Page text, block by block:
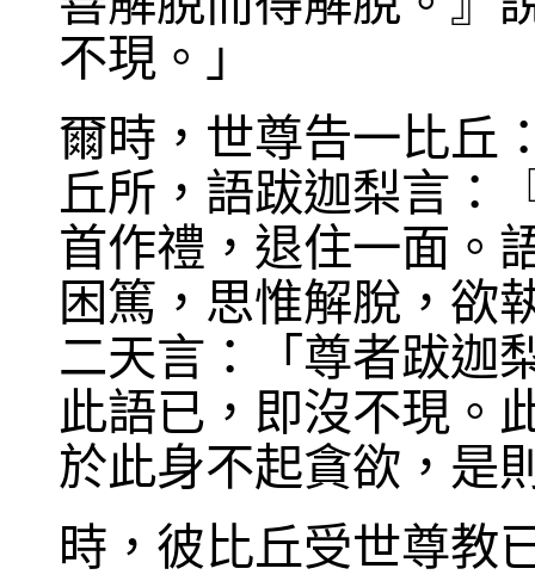
不現。」
爾時，世尊告一比丘
丘所，語跋迦梨言：
首作禮，退住一面。
困篤，思惟解脫，欲
二天言：「尊者跋迦
此語已，即沒不現。
於此身不起貪欲，是
時，彼比丘受世尊教